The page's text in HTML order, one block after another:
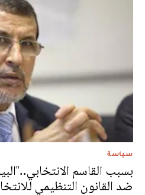
سياسة
بسبب القاسم
ضد القانون التنظيمي